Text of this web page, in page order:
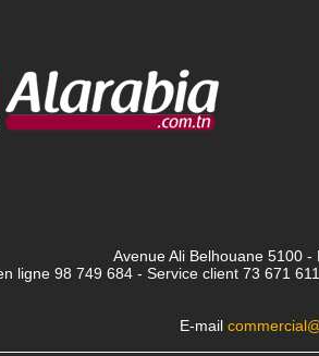
Avenue Ali Belhouane 5100
ligne 98 749 684 - Service client 73 671
E-mail